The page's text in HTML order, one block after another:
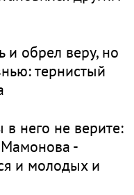
и обрел веру, но
тернистый
в него не верите:
-
и молодых и